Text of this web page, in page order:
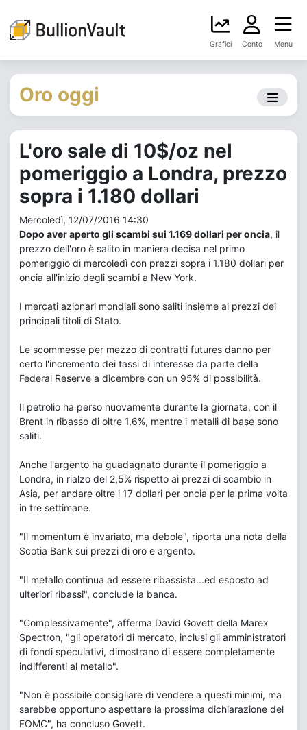
Grafici Conto Menu
Oro oggi
L'oro sale di 10$/oz nel
pomeriggio a Londra, prezzo
sopra i 1.180 dollari
Mercoledì, 12/07/2016 14:30
Dopo aver aperto gli scambi sui 1.169 dollari per oncia, il
prezzo dell'oro è salito in maniera decisa nel primo
pomeriggio di mercoledì con prezzi sopra i 1.180 dollari per
oncia all'inizio degli scambi a New York.
I mercati azionari mondiali sono saliti insieme ai prezzi dei
principali titoli di Stato.
Le scommesse per mezzo di contratti futures danno per
certo l'incremento dei tassi di interesse da parte della
Federal Reserve a dicembre con un 95% di possibilità.
Il petrolio ha perso nuovamente durante la giornata, con il
Brent in ribasso di oltre 1,6%, mentre i metalli di base sono
saliti.
Anche l'argento ha guadagnato durante il pomeriggio a
Londra, in rialzo del 2,5% rispetto ai prezzi di scambio in
Asia, per andare oltre i 17 dollari per oncia per la prima volta
in tre settimane.
"Il momentum è invariato, ma debole", riporta una nota della
Scotia Bank sui prezzi di oro e argento.
"Il metallo continua ad essere ribassista...ed esposto ad
ulteriori ribassi", conclude la banca.
"Complessivamente", afferma David Govett della Marex
Spectron, "gli operatori di mercato, inclusi gli amministratori
di fondi speculativi, dimostrano di essere completamente
indifferenti al metallo".
"Non è possibile consigliare di vendere a questi minimi, ma
sarebbe opportuno aspettare la prossima dichiarazione del
FOMC", ha concluso Govett.